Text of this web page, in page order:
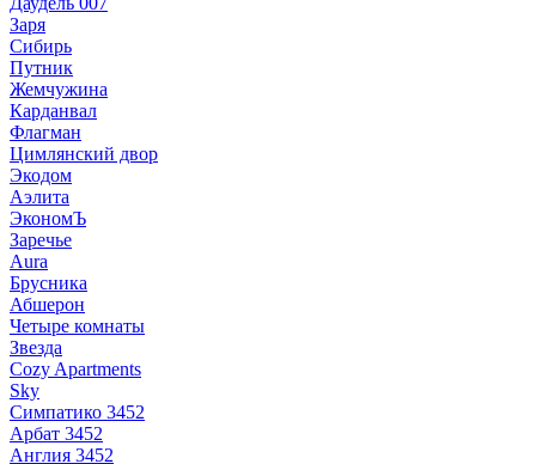
Заря
Сибирь
Путник
Жемчужина
Карданвал
Флагман
Цимлянский двор
Экодом
Аэлита
ЭкономЪ
Заречье
Aura
Брусника
Абшерон
Четыре комнаты
Звезда
Cozy Apartments
Sky
Симпатико 3452
Арбат 3452
Англия 3452